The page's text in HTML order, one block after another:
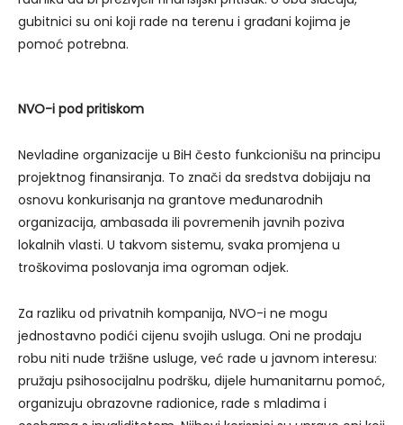
gubitnici su oni koji rade na terenu i građani kojima je
pomoć potrebna.
NVO-i pod pritiskom
Nevladine organizacije u BiH često funkcionišu na principu
projektnog finansiranja. To znači da sredstva dobijaju na
osnovu konkurisanja na grantove međunarodnih
organizacija, ambasada ili povremenih javnih poziva
lokalnih vlasti. U takvom sistemu, svaka promjena u
troškovima poslovanja ima ogroman odjek.
Za razliku od privatnih kompanija, NVO-i ne mogu
jednostavno podići cijenu svojih usluga. Oni ne prodaju
robu niti nude tržišne usluge, već rade u javnom interesu:
pružaju psihosocijalnu podršku, dijele humanitarnu pomoć,
organizuju obrazovne radionice, rade s mladima i